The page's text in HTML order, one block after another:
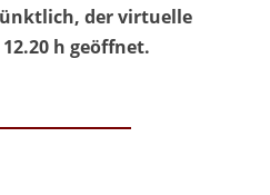
der virtuelle
h geöffnet.